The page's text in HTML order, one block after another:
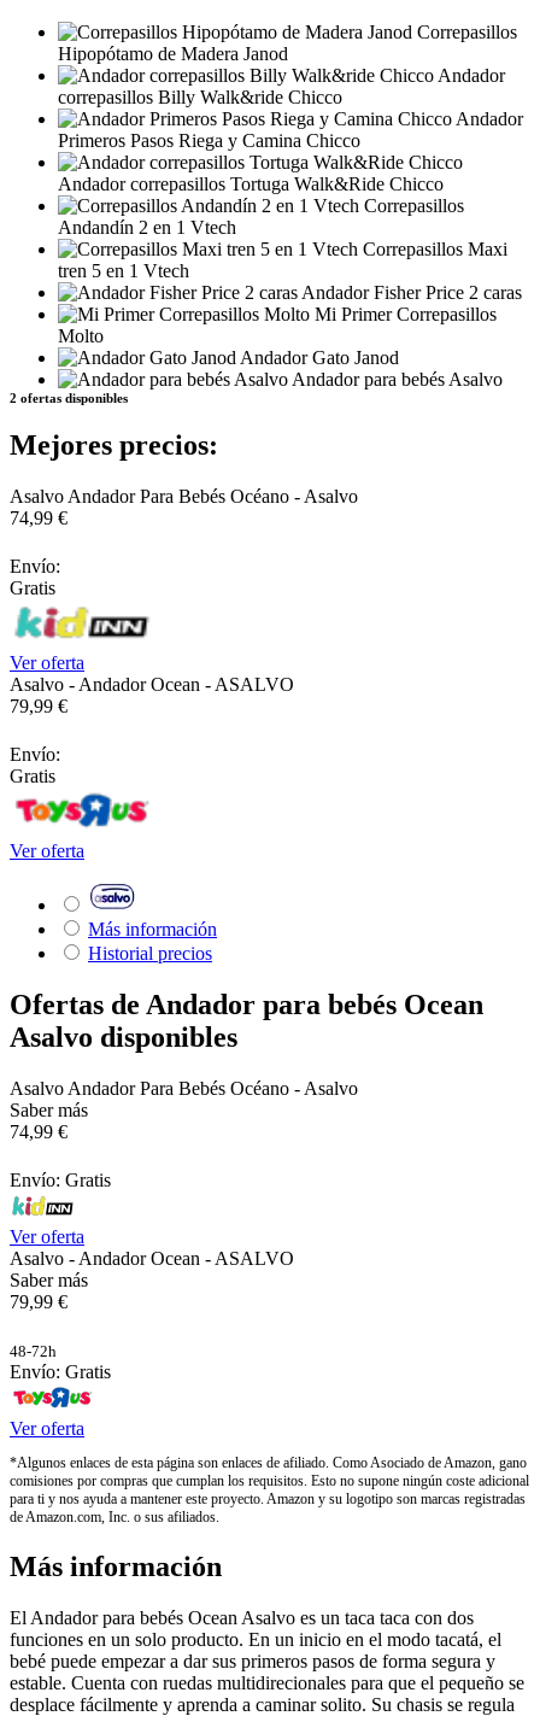
Correpasillos
Hipopótamo de Madera Janod
Andador
correpasillos Billy Walk&ride Chicco
Andador
Primeros Pasos Riega y Camina Chicco
Andador correpasillos Tortuga Walk&Ride Chicco
Correpasillos
Andandín 2 en 1 Vtech
Correpasillos Maxi
tren 5 en 1 Vtech
Andador Fisher Price 2 caras
Mi Primer Correpasillos
Molto
Andador Gato Janod
Andador para bebés Asalvo
2 ofertas disponibles
Mejores precios:
Asalvo Andador Para Bebés Océano - Asalvo
74,99 €
Envío:
Gratis
Ver oferta
Asalvo - Andador Ocean - ASALVO
79,99 €
Envío:
Gratis
Ver oferta
Más información
Historial precios
Ofertas de Andador para bebés Ocean
Asalvo disponibles
Asalvo Andador Para Bebés Océano - Asalvo
Saber más
74,99 €
Envío: Gratis
Ver oferta
Asalvo - Andador Ocean - ASALVO
Saber más
79,99 €
48-72h
Envío: Gratis
Ver oferta
*Algunos enlaces de esta página son enlaces de afiliado. Como Asociado de Amazon, gano
comisiones por compras que cumplan los requisitos. Esto no supone ningún coste adicional
para ti y nos ayuda a mantener este proyecto. Amazon y su logotipo son marcas registradas
de Amazon.com, Inc. o sus afiliados.
Más información
El Andador para bebés Ocean Asalvo es un taca taca con dos
funciones en un solo producto. En un inicio en el modo tacatá, el
bebé puede empezar a dar sus primeros pasos de forma segura y
estable. Cuenta con ruedas multidirecionales para que el pequeño se
desplace fácilmente y aprenda a caminar solito. Su chasis se regula